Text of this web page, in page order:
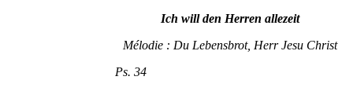
Ich will den Herren allezeit
Mélodie : Du Lebensbrot, Herr Jesu Christ
Ps. 34